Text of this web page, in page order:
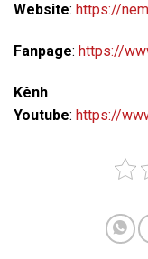
Website: https://
Fanpage: https://
Kênh
Youtube: https://